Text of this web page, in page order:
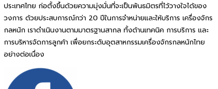
ประเทศไทย ก่อตั้งขึ้นด้วยความมุ่งมั่นที่จะเป็นพันธมิตรที่ไว้วางใจได้ของ
วงการ ด้วยประสบการณ์กว่า 20 ปีในการจำหน่ายและให้บริการ เครื่องจักร
กลหนัก เราดำเนินงานตามมาตรฐานสากล ทั้งด้านเทคนิค การบริการ และ
การบริหารจัดการลูกค้า เพื่อยกระดับอุตสาหกรรมเครื่องจักรกลหนักไทย
อย่างต่อเนื่อง